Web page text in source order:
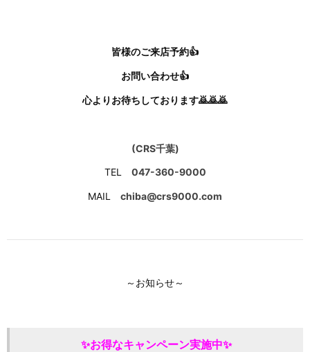
皆様のご来店予約👍
お問い合わせ👍
心よりお待ちしております🙇🙇🙇
(CRS千葉)
TEL 047-360-9000
MAIL chiba@crs9000.com
～お知らせ～
✨お得なキャンペーン実施中✨